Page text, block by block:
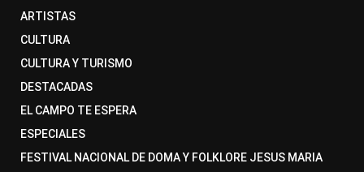
ARTISTAS
CULTURA
CULTURA Y TURISMO
DESTACADAS
EL CAMPO TE ESPERA
ESPECIALES
FESTIVAL NACIONAL DE DOMA Y FOLKLORE JESUS MARIA